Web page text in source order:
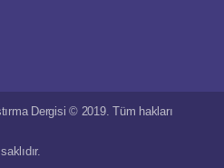
Dergisi © 2019. Tüm hakları
saklıdır.